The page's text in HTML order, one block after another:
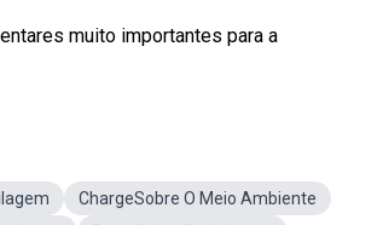
muito importantes para a
ChargeSobre O Meio Ambiente